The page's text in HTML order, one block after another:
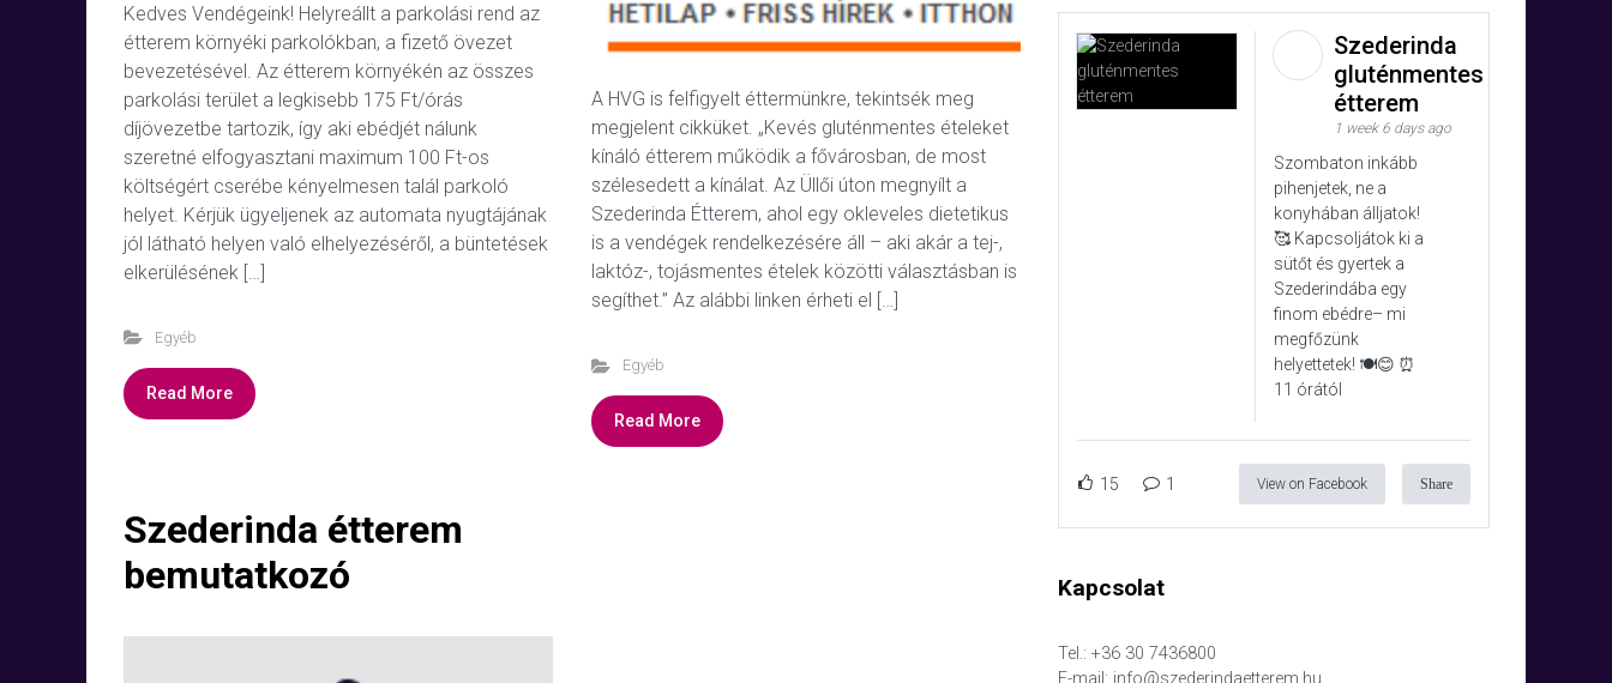
Kedves Vendégeink! Helyreállt a parkolási rend az
étterem környéki parkolókban, a fizető övezet
bevezetésével. Az étterem környékén az összes
parkolási terület a legkisebb 175 Ft/órás
díjövezetbe tartozik, így aki ebédjét nálunk
szeretné elfogyasztani maximum 100 Ft-os
költségért cserébe kényelmesen talál parkoló
helyet. Kérjük ügyeljenek az automata nyugtájának
jól látható helyen való elhelyezéséről, a büntetések
elkerülésének […]
Egyéb
Read More
A HVG is felfigyelt éttermünkre, tekintsék meg
megjelent cikküket. „Kevés gluténmentes ételeket
kínáló étterem működik a fővárosban, de most
szélesedett a kínálat. Az Üllői úton megnyílt a
Szederinda Étterem, ahol egy okleveles dietetikus
is a vendégek rendelkezésére áll – aki akár a tej-,
laktóz-, tojásmentes ételek közötti választásban is
segíthet.” Az alábbi linken érheti el […]
Egyéb
Read More
Szederinda étterem
bemutatkozó
Szederinda
gluténmentes
étterem
1 week 6 days ago
Szombaton inkább
pihenjetek, ne a
konyhában álljatok!
🥰 Kapcsoljátok ki a
sütőt és gyertek a
Szederindába egy
finom ebédre– mi
megfőzünk
helyettetek! 🍽️😊 ⏰
11 órától
15 1 View on Facebook Share
Kapcsolat
Tel.: +36 30 7436800
E-mail: info@szederindaetterem.hu